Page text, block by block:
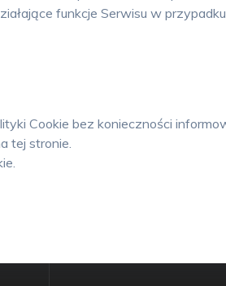
funkcje Serwisu w
Cookie bez konieczności
tej stronie.